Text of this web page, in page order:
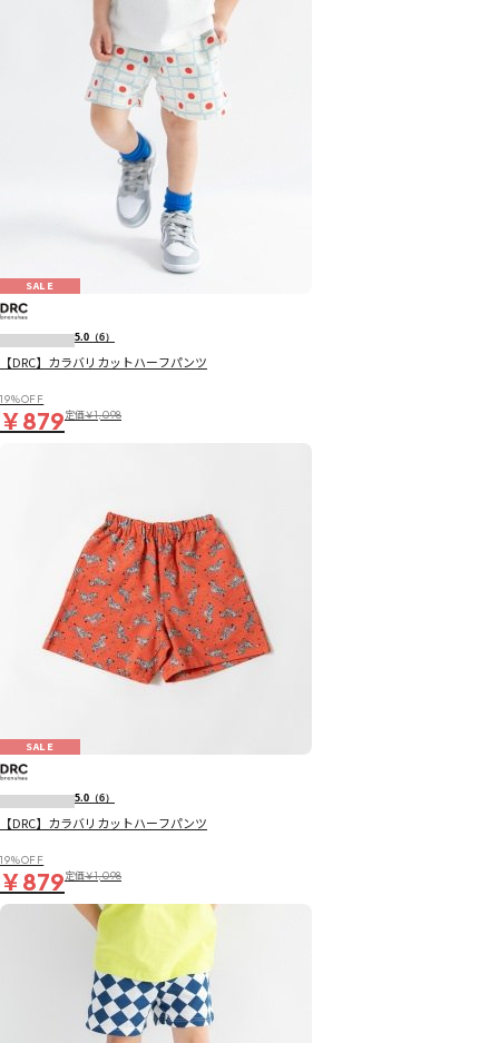
SALE
5.0 （6）
【DRC】カラバリカットハーフパンツ
19％OFF
￥879定価￥1,098
SALE
5.0 （6）
【DRC】カラバリカットハーフパンツ
19％OFF
￥879定価￥1,098